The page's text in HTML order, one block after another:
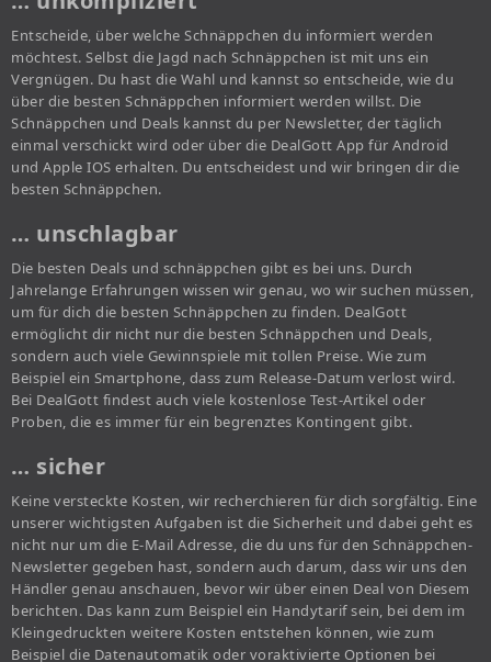
Entscheide, über welche Schnäppchen du informiert werden
möchtest. Selbst die Jagd nach Schnäppchen ist mit uns ein
Vergnügen. Du hast die Wahl und kannst so entscheide, wie du
über die besten Schnäppchen informiert werden willst. Die
Schnäppchen und Deals kannst du per Newsletter, der täglich
einmal verschickt wird oder über die DealGott App für Android
und Apple IOS erhalten. Du entscheidest und wir bringen dir die
besten Schnäppchen.
… unschlagbar
Die besten Deals und schnäppchen gibt es bei uns. Durch
Jahrelange Erfahrungen wissen wir genau, wo wir suchen müssen,
um für dich die besten Schnäppchen zu finden. DealGott
ermöglicht dir nicht nur die besten Schnäppchen und Deals,
sondern auch viele Gewinnspiele mit tollen Preise. Wie zum
Beispiel ein Smartphone, dass zum Release-Datum verlost wird.
Bei DealGott findest auch viele kostenlose Test-Artikel oder
Proben, die es immer für ein begrenztes Kontingent gibt.
… sicher
Keine versteckte Kosten, wir recherchieren für dich sorgfältig. Eine
unserer wichtigsten Aufgaben ist die Sicherheit und dabei geht es
nicht nur um die E-Mail Adresse, die du uns für den Schnäppchen-
Newsletter gegeben hast, sondern auch darum, dass wir uns den
Händler genau anschauen, bevor wir über einen Deal von Diesem
berichten. Das kann zum Beispiel ein Handytarif sein, bei dem im
Kleingedruckten weitere Kosten entstehen können, wie zum
Beispiel die Datenautomatik oder voraktivierte Optionen bei